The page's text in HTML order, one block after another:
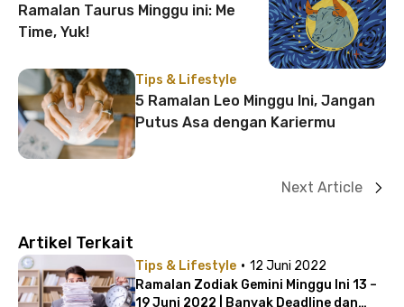
Ramalan Taurus Minggu ini: Me
Time, Yuk!
Tips & Lifestyle
5 Ramalan Leo Minggu Ini, Jangan
Putus Asa dengan Kariermu
Next Article
Artikel Terkait
Tips & Lifestyle · 12 Juni 2022
Ramalan Zodiak Gemini Minggu Ini 13 –
19 Juni 2022 | Banyak Deadline dan